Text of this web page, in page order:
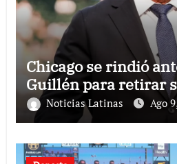
Chicago se rindió
Guillén para retirar
Noticias Latinas Ago